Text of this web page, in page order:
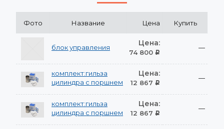
Фото Название Цена Купить
блок управления Цена:
74 800 Р
—
комплект:гильза
цилиндра с поршнем
Цена:
12 867 Р
—
комплект:гильза
цилиндра с поршнем
Цена:
12 867 Р
—